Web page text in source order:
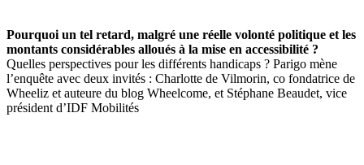
Pourquoi un tel retard, malgré une réelle volonté politique et les
montants considérables alloués à la mise en accessibilité ?
Quelles perspectives pour les différents handicaps ? Parigo mène
l’enquête avec deux invités : Charlotte de Vilmorin, co fondatrice de
Wheeliz et auteure du blog Wheelcome, et Stéphane Beaudet, vice
président d’IDF Mobilités